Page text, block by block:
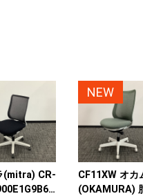
(mitra) CR-
NEW
CF11XW オカ
(OKAMURA)